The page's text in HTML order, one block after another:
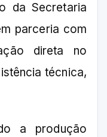
da Secretaria
parceria com
direta no
técnica,
a produção